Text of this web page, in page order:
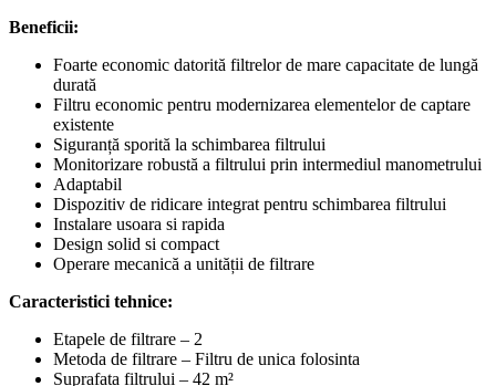
Beneficii:
Foarte economic datorită filtrelor de mare capacitate de lungă
durată
Filtru economic pentru modernizarea elementelor de captare
existente
Siguranță sporită la schimbarea filtrului
Monitorizare robustă a filtrului prin intermediul manometrului
Adaptabil
Dispozitiv de ridicare integrat pentru schimbarea filtrului
Instalare usoara si rapida
Design solid si compact
Operare mecanică a unității de filtrare
Caracteristici tehnice:
Etapele de filtrare – 2
Metoda de filtrare – Filtru de unica folosinta
Suprafața filtrului – 42 m²